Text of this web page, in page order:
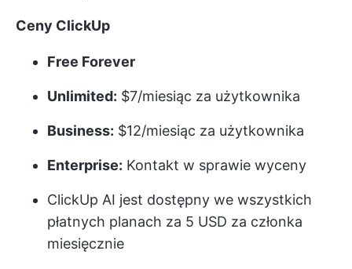
Ceny ClickUp
Free Forever
Unlimited: $7/miesiąc za użytkownika
Business: $12/miesiąc za użytkownika
Enterprise: Kontakt w sprawie wyceny
ClickUp AI jest dostępny we wszystkich
płatnych planach za 5 USD za członka
miesięcznie